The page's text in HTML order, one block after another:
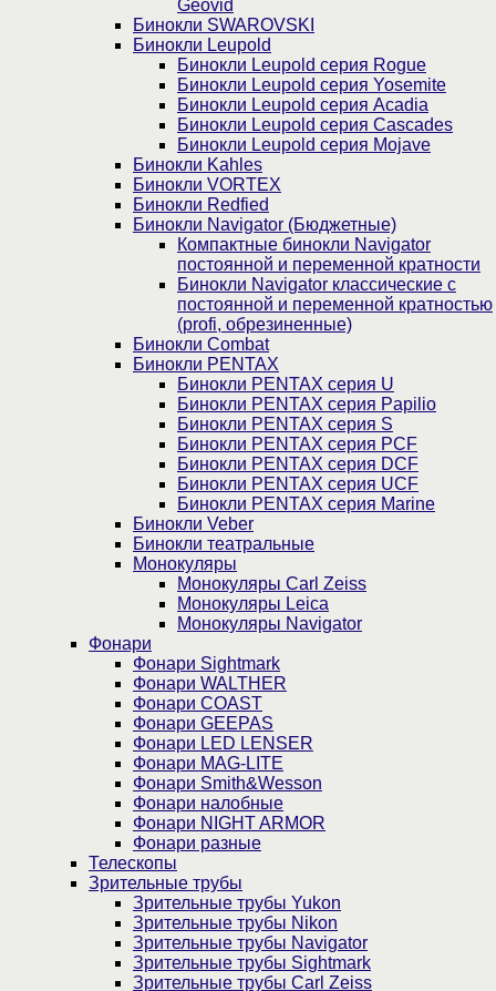
Geovid
Бинокли SWAROVSKI
Бинокли Leupold
Бинокли Leupold серия Rogue
Бинокли Leupold серия Yosemite
Бинокли Leupold серия Acadia
Бинокли Leupold серия Cascades
Бинокли Leupold серия Mojave
Бинокли Kahles
Бинокли VORTEX
Бинокли Redfied
Бинокли Navigator (Бюджетные)
Компактные бинокли Navigator
постоянной и переменной кратности
Бинокли Navigator классические с
постоянной и переменной кратностью
(profi, обрезиненные)
Бинокли Combat
Бинокли PENTAX
Бинокли PENTAX серия U
Бинокли PENTAX серия Papilio
Бинокли PENTAX серия S
Бинокли PENTAX серия PCF
Бинокли PENTAX серия DCF
Бинокли PENTAX серия UCF
Бинокли PENTAX серия Marine
Бинокли Veber
Бинокли театральные
Монокуляры
Монокуляры Carl Zeiss
Монокуляры Leica
Монокуляры Navigator
Фонари
Фонари Sightmark
Фонари WALTHER
Фонари COAST
Фонари GEEPAS
Фонари LED LENSER
Фонари MAG-LITE
Фонари Smith&Wesson
Фонари налобные
Фонари NIGHT ARMOR
Фонари разные
Телескопы
Зрительные трубы
Зрительные трубы Yukon
Зрительные трубы Nikon
Зрительные трубы Navigator
Зрительные трубы Sightmark
Зрительные трубы Carl Zeiss